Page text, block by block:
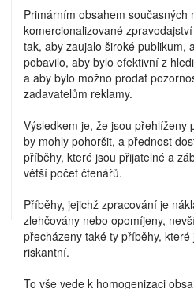
Primárním obsahem současných
komercionalizované
tak, aby zaujalo široké publikum,
pobavilo, aby bylo efektivní z
a aby bylo možno prodat
zadavatelům reklamy.
Výsledkem je, že jsou přehlíženy
by mohly pohoršit, a přednost
příběhy, které jsou přijatelné a
větší počet čtenářů.
Příběhy, jejichž zpracování je
zlehčovány nebo opomíjeny,
přecházeny také ty příběhy, které
riskantní.
To vše vede k homogenizaci